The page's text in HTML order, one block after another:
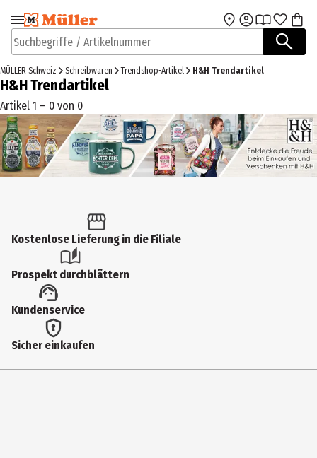
Zur Navigation
springen
Zum Hauptinhalt
Suchbegriffe / Artikelnummer
MÜLLER Schweiz Schreibwaren Trendshop-Artikel H&H Trendartikel
H&H Trendartikel
Artikel 1 – 0 von 0
Kostenlose Lieferung in die Filiale
Prospekt durchblättern
Kundenservice
Sicher einkaufen